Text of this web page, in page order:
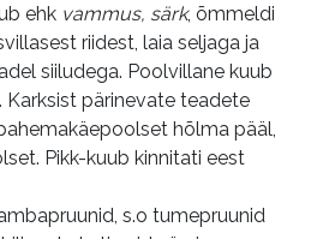
ehk vammus, särk, õmmeldi
riidest, laia seljaga ja
siiludega. Poolvillane kuub
Karksist pärinevate teadete
hõlma pääl,
Pikk-kuub kinnitati eest
s.o tumepruunid